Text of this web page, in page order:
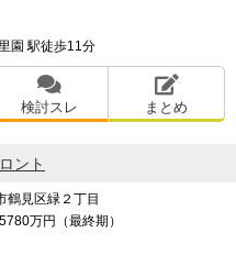
柱の張り出しが気になる
園 駅徒歩11分
検討スレ まとめ
ント
鶴見区緑２丁目
万円（最終期）